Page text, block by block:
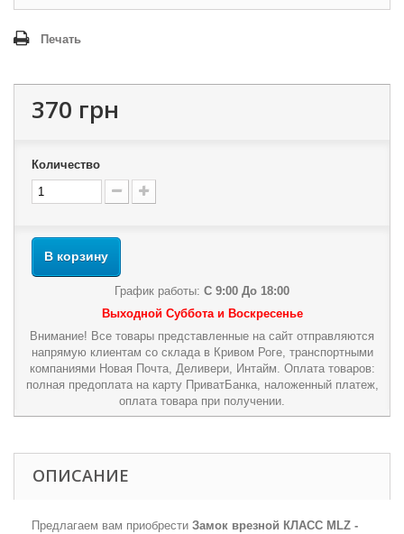
Печать
370 грн
Количество
В корзину
График работы: С 9:00 До 18:00
Выходной Суббота и Воскресенье
Внимание! Все товары представленные на сайт отправляются
напрямую клиентам со склада в Кривом Роге, транспортными
компаниями Новая Почта, Деливери, Интайм. Оплата товаров:
полная предоплата на карту ПриватБанка, наложенный платеж,
оплата товара при получении.
ОПИСАНИЕ
Предлагаем вам приобрести Замок врезной КЛАСС MLZ -